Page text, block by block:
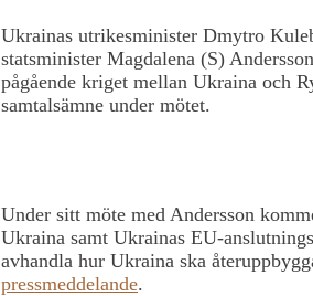
Ukrainas utrikesminister Dmytro
statsminister Magdalena (S)
pågående kriget mellan Ukraina och
samtalsämne under mötet.
Under sitt möte med Andersson
Ukraina samt Ukrainas EU-
avhandla hur Ukraina ska
pressmeddelande.